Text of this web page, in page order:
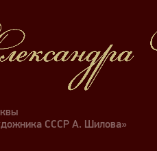
СССР А. Шилова»